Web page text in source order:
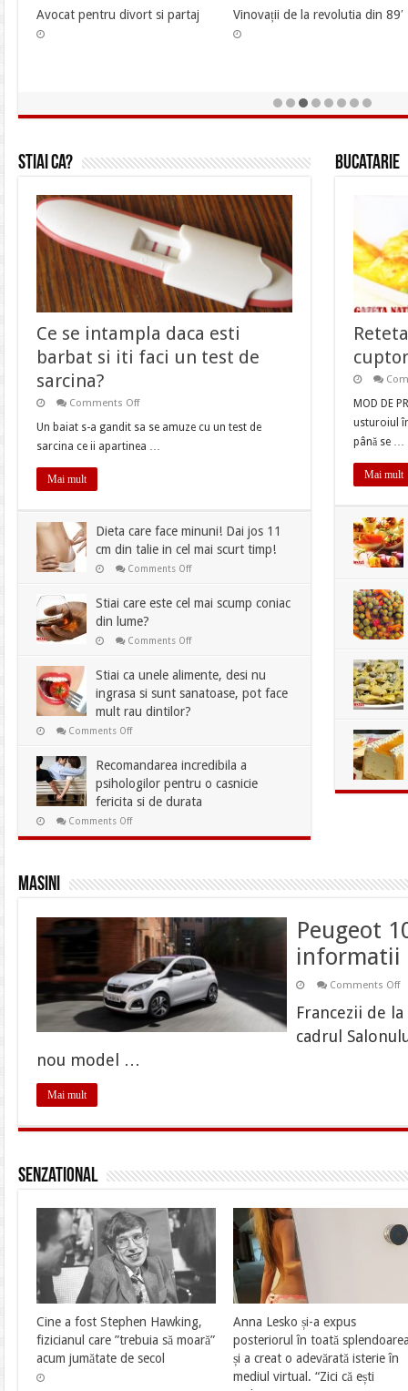
Avocat pentru divort si partaj Vinovații de la revolutia din 89′
Stiai ca?
Ce se intampla daca esti
barbat si iti faci un test de
sarcina?
Comments Offon
se
daca
test
de
sarcina?
Un baiat s-a gandit sa se amuze cu un test de
sarcina ce ii apartinea …
Mai mult
Dieta care face minuni! Dai jos 11
cm din talie in cel mai scurt timp!
Comments Offon
face
minuni!
talie
cel
Stiai care este cel mai scump coniac
din lume?
Comments Offon
este
cel
mai
Stiai ca unele alimente, desi nu
ingrasa si sunt sanatoase, pot face
mult rau dintilor?
Comments Offon
unele
alimente,
desi
nu
ingrasa
si
sanatoase,
rau
dintilor?
Recomandarea incredibila a
psihologilor pentru o casnicie
fericita si de durata
Comments Offon
incredibila
o
si
de
durata
Bucatarie
cuptor
MOD DE
usturoiul
până se …
Mai mult
Masini
Peugeot
informatii
Comments Off
si
Francezii de
cadrul
nou model …
Mai mult
Senzational
Cine a fost Stephen Hawking,
fizicianul care ”trebuia să moară”
acum jumătate de secol
Anna Lesko și-a expus
posteriorul în toată
și a creat o adevărată isterie în
mediul virtual. “Zici că ești